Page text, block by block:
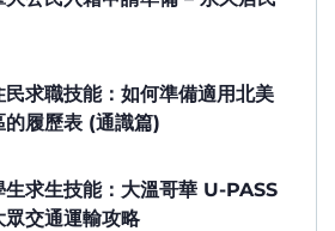
民求職技能：如何準備適用北美
的履歷表 (通識篇)
生求生技能：大溫哥華 U-PASS
眾交通運輸攻略